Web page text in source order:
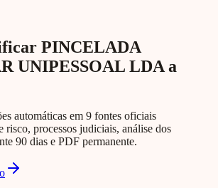
PINCELADA
UNIPESSOAL LDA a
automáticas em 9 fontes oficiais
risco, processos judiciais, análise dos
90 dias e PDF permanente.